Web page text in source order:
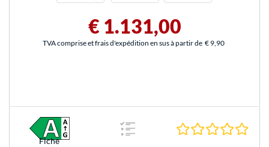
€ 1.131,00
TVA comprise et frais d'expédition en sus à partir de € 9,90
Fiche